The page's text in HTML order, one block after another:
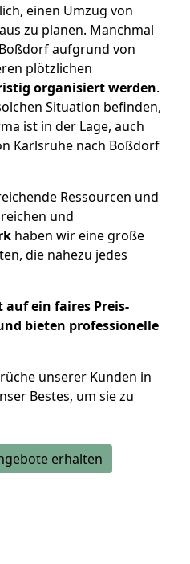
einen Umzug von
zu planen. Manchmal
aufgrund von
plötzlichen
organisiert werden.
Situation befinden,
ist in der Lage, auch
Karlsruhe nach Boßdorf
Ressourcen und
und
haben wir eine große
die nahezu jedes
auf ein faires Preis-
bieten professionelle
unserer Kunden in
Bestes, um sie zu
erhalten